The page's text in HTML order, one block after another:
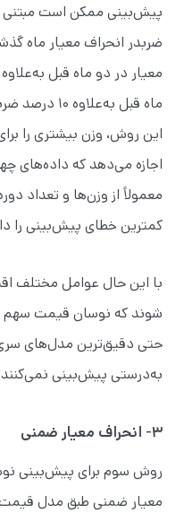
ماه قبل
این روش، وزن بیشتری را
اجازه می‌دهد که داده‌های
معمولاً از وزن‌ها و تعداد
کمترین خطای پیش‌بینی را
با این حال عوامل مختلف
شوند که نوسان قیمت سهم
حتی دقیق‌ترین مدل‌های
به‌درستی پیش‌بینی
۳- انحراف معیار ضمنی
روش سوم برای پیش‌بینی
معیار ضمنی طبق مدل